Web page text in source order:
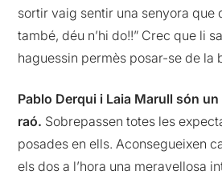
sortir vaig sentir una senyora que
també, déu n’hi do!!” Crec que li
haguessin permès posar-se de la
Pablo Derqui i Laia Marull són
raó. Sobrepassen totes les
posades en ells. Aconsegueixen
els dos a l’hora una meravellosa